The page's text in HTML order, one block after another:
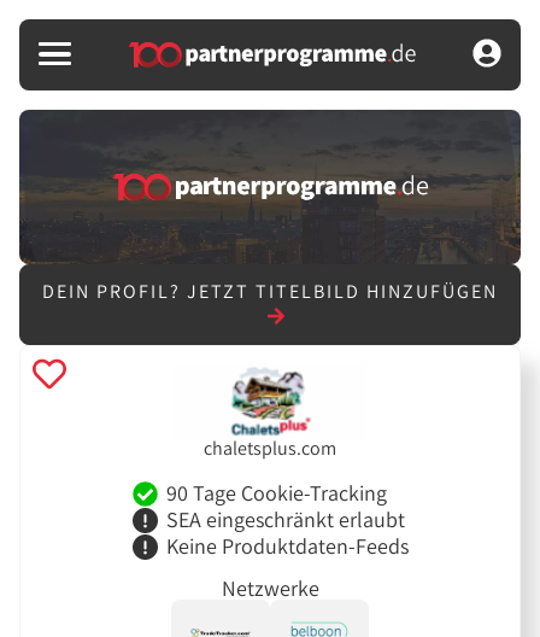
DEIN PROFIL? JETZT TITELBILD HINZUFÜGEN
chaletsplus.com
90 Tage Cookie-Tracking
SEA eingeschränkt erlaubt
Keine Produktdaten-Feeds
Netzwerke